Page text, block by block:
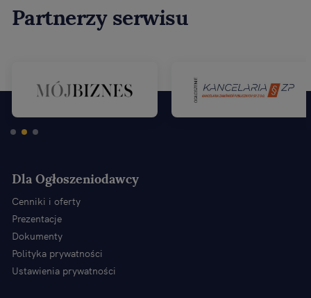
Partnerzy serwisu
Dla Ogłoszeniodawcy
Cenniki i oferty
Prezentacje
Dokumenty
Polityka prywatności
Ustawienia prywatności